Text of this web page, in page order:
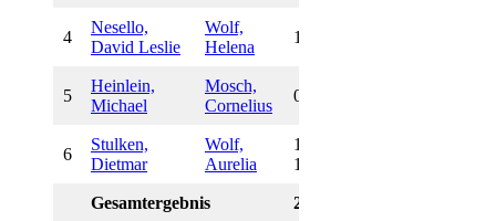
4
Nesello,
David Leslie
Wolf,
Helena
1:0
5
Heinlein,
Michael
Mosch,
Cornelius
0:1
6
Stulken,
Dietmar
Wolf,
Aurelia
1/2 :
1/2
Gesamtergebnis 2,0:4,0